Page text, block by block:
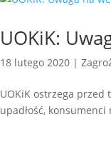
UOKiK:
18 lutego 2020 |
UOKiK ostrzega przed
upadłość,